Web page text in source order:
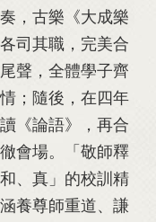
，古樂《大成樂
司其職，完美合
聲，全體學子齊
；隨後，在四年
《論語》，再合
會場。「敬師釋
、真」的校訓精
養尊師重道、謙